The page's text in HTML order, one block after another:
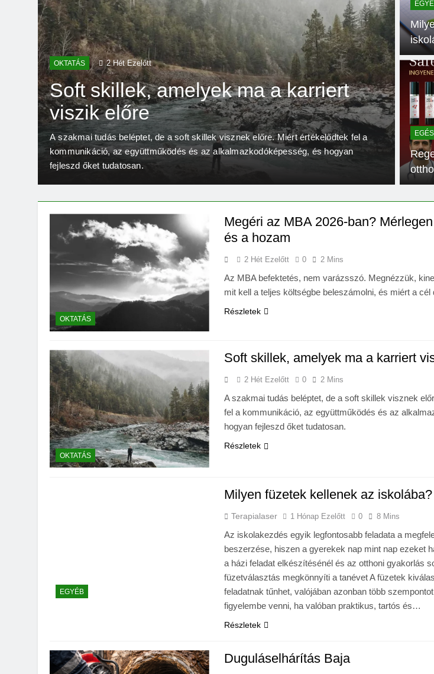
OKTATÁS 2 Hét Ezelőtt
Soft skillek, amelyek ma a karriert
viszik előre
A szakmai tudás beléptet, de a soft skillek visznek előre. Miért értékelődtek fel a
kommunikáció, az együttműködés és az alkalmazkodóképesség, és hogyan
fejleszd őket tudatosan.
EGYÉB
Az
OKTATÁS
Megéri az MBA 2026-ban?
és a hozam
2 Hét Ezelőtt 0 2 Mins
Az MBA befektetés, nem varázsszó. Megnézzük,
mit kell a teljes költségbe beleszámolni, és miért a cél
Részletek
OKTATÁS
Soft skillek, amelyek ma a karriert
2 Hét Ezelőtt 0 2 Mins
A szakmai tudás beléptet, de a soft skillek visznek
fel a kommunikáció, az együttműködés és az
hogyan fejleszd őket tudatosan.
Részletek
EGYÉB
Milyen füzetek kellenek az iskolába?
Terapialaser 1 Hónap Ezelőtt 0 8 Mins
Az iskolakezdés egyik legfontosabb feladata a
beszerzése, hiszen a gyerekek nap mint nap ezeket
a házi feladat elkészítésénél és az otthoni gyakorlás
füzetválasztás megkönnyíti a tanévet A füzetek
feladatnak tűnhet, valójában azonban több
figyelembe venni, ha valóban praktikus, tartós és…
Részletek
Duguláselhárítás Baja